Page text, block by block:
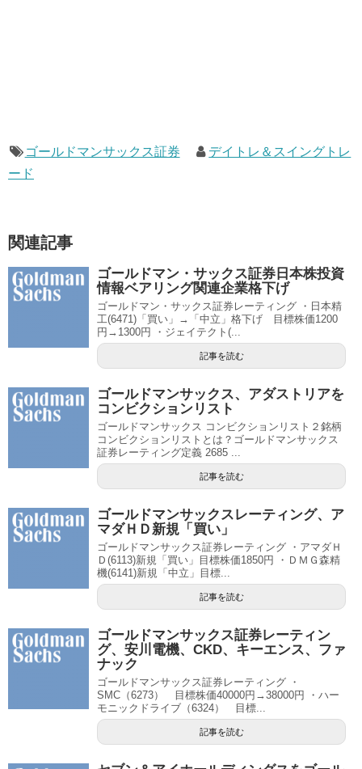
ゴールドマンサックス証券
デイトレ＆スイングトレ
ード
関連記事
ゴールドマン・サックス証券日本株投資
情報ベアリング関連企業格下げ
ゴールドマン・サックス証券レーティング ・日本精
工(6471)「買い」→「中立」格下げ 目標株価1200
円→1300円 ・ジェイテクト(...
記事を読む
ゴールドマンサックス、アダストリアを
コンビクションリスト
ゴールドマンサックス コンビクションリスト２銘柄
コンビクションリストとは？ゴールドマンサックス
証券レーティング定義 2685 ...
記事を読む
ゴールドマンサックスレーティング、ア
マダＨＤ新規「買い」
ゴールドマンサックス証券レーティング ・アマダＨ
Ｄ(6113)新規「買い」目標株価1850円 ・ＤＭＧ森精
機(6141)新規「中立」目標...
記事を読む
ゴールドマンサックス証券レーティン
グ、安川電機、CKD、キーエンス、ファ
ナック
ゴールドマンサックス証券レーティング ・
SMC（6273） 目標株価40000円→38000円 ・ハー
モニックドライブ（6324） 目標...
記事を読む